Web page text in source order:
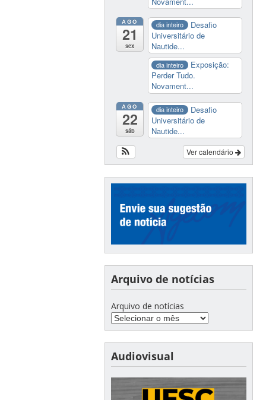
AGO
21
sex
dia inteiro
Desafio
Universitário de
Nautide...
dia inteiro
Exposição:
Perder Tudo.
Novament...
AGO
22
sáb
dia inteiro
Desafio
Universitário de
Nautide...
Ver calendário
Arquivo de notícias
Arquivo de notícias
Audiovisual